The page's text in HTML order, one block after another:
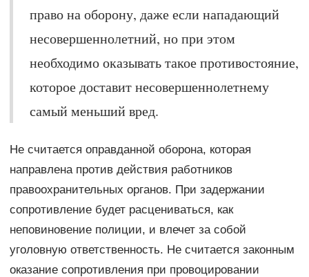
право на оборону, даже если нападающий
несовершеннолетний, но при этом
необходимо оказывать такое противостояние,
которое доставит несовершеннолетнему
самый меньший вред.
Не считается оправданной оборона, которая
направлена против действия работников
правоохранительных органов. При задержании
сопротивление будет расцениваться, как
неповиновение полиции, и влечет за собой
уголовную ответственность. Не считается законным
оказание сопротивления при провоцировании